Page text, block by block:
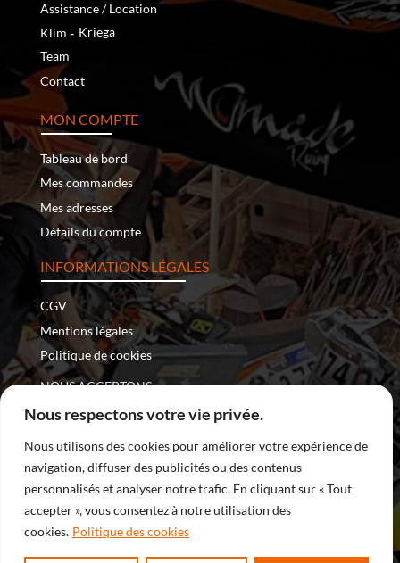
Nous respectons votre vie privée.
Nous utilisons des cookies pour améliorer votre expérience de
navigation, diffuser des publicités ou des contenus
personnalisés et analyser notre trafic. En cliquant sur « Tout
accepter », vous consentez à notre utilisation des
cookies. Politique des cookies
Assistance / Location
Klim ‐ Kriega
Team
Contact
MON COMPTE
Tableau de bord
Mes commandes
Mes adresses
Détails du compte
INFORMATIONS LÉGALES
CGV
Mentions légales
Politique de cookies
NOUS ACCEPTONS :
Copyright © 2026 – Nomade Racing | Tous droits réservés
| Site internet développé parDreamProduction